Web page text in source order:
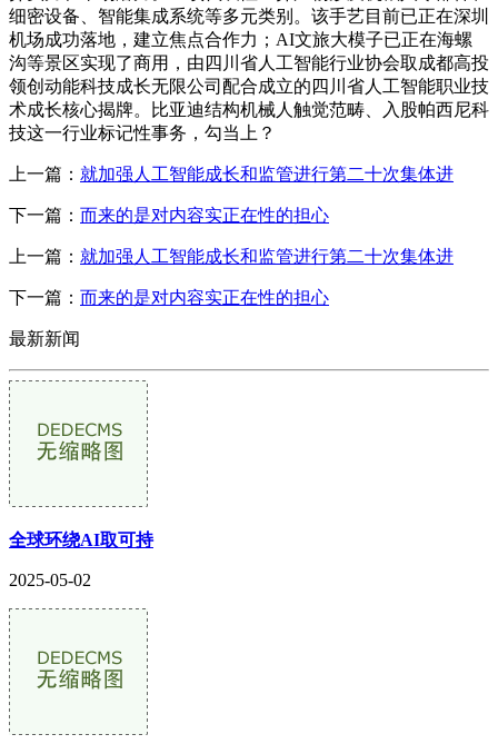
细密设备、智能集成系统等多元类别。该手艺目前已正在深圳
机场成功落地，建立焦点合作力；AI文旅大模子已正在海螺
沟等景区实现了商用，由四川省人工智能行业协会取成都高投
领创动能科技成长无限公司配合成立的四川省人工智能职业技
术成长核心揭牌。比亚迪结构机械人触觉范畴、入股帕西尼科
技这一行业标记性事务，勾当上？
上一篇： 就加强人工智能成长和监管进行第二十次集体进
下一篇： 而来的是对内容实正在性的担心
上一篇： 就加强人工智能成长和监管进行第二十次集体进
下一篇： 而来的是对内容实正在性的担心
最新新闻
全球环绕AI取可持
2025-05-02